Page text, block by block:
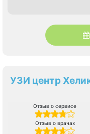
УЗИ центр
Отзыв о сервисе
Отзыв о врачах